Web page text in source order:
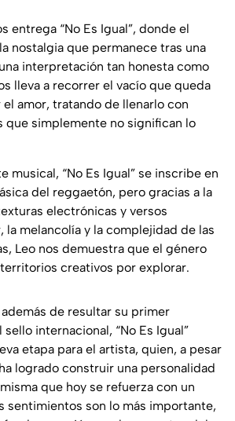
entrega “No Es Igual”, donde el
nostalgia que permanece tras una
interpretación tan honesta como
lleva a recorrer el vacío que queda
amor, tratando de llenarlo con
que simplemente no significan lo
musical, “No Es Igual” se inscribe en
del reggaetón, pero gracias a la
electrónicas y versos
la melancolía y la complejidad de las
Leo nos demuestra que el género
creativos por explorar.
de resultar su primer
internacional, “No Es Igual”
etapa para el artista, quien, a pesar
logrado construir una personalidad
que hoy se refuerza con un
sentimientos son lo más importante,